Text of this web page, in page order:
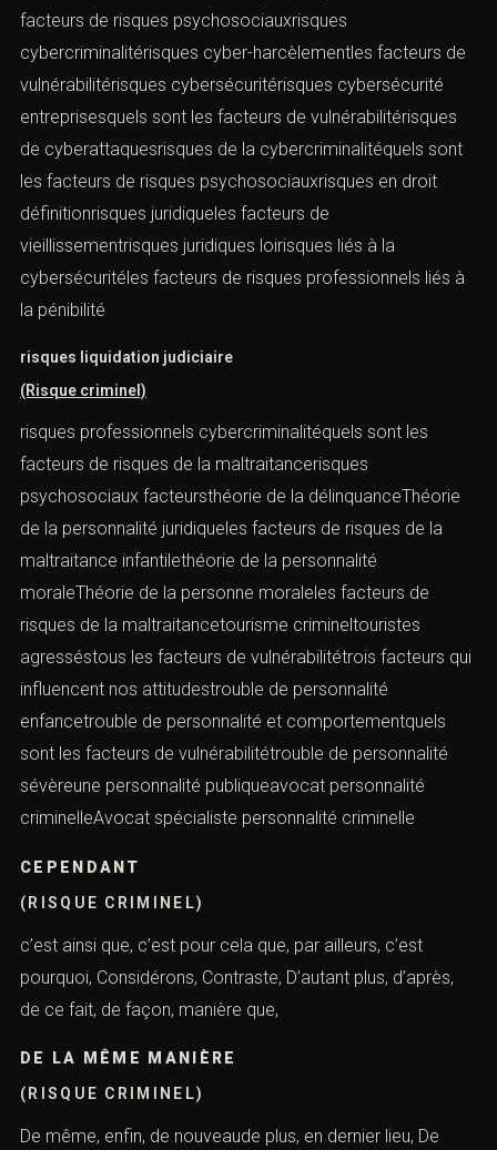
facteurs de risques psychosociauxrisques
cybercriminalitérisques cyber-harcèlementles facteurs de
vulnérabilitérisques cybersécuritérisques cybersécurité
entreprisesquels sont les facteurs de vulnérabilitérisques
de cyberattaquesrisques de la cybercriminalitéquels sont
les facteurs de risques psychosociauxrisques en droit
définitionrisques juridiqueles facteurs de
vieillissementrisques juridiques loirisques liés à la
cybersécuritéles facteurs de risques professionnels liés à
la pénibilité
risques liquidation judiciaire
(Risque criminel)
risques professionnels cybercriminalitéquels sont les
facteurs de risques de la maltraitancerisques
psychosociaux facteursthéorie de la délinquanceThéorie
de la personnalité juridiqueles facteurs de risques de la
maltraitance infantilethéorie de la personnalité
moraleThéorie de la personne moraleles facteurs de
risques de la maltraitancetourisme crimineltouristes
agresséstous les facteurs de vulnérabilitétrois facteurs qui
influencent nos attitudestrouble de personnalité
enfancetrouble de personnalité et comportementquels
sont les facteurs de vulnérabilitétrouble de personnalité
sévèreune personnalité publiqueavocat personnalité
criminelleAvocat spécialiste personnalité criminelle
CEPENDANT
(RISQUE CRIMINEL)
c’est ainsi que, c’est pour cela que, par ailleurs, c’est
pourquoi, Considérons, Contraste, D’autant plus, d’après,
de ce fait, de façon, manière que,
DE LA MÊME MANIÈRE
(RISQUE CRIMINEL)
De même, enfin, de nouveaude plus, en dernier lieu, De